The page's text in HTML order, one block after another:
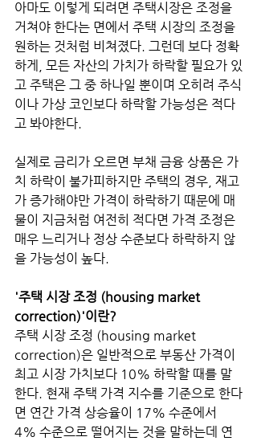
아마도 이렇게 되려면 주택시장은 조정을
거쳐야 한다는 면에서 주택 시장의 조정을
원하는 것처럼 비쳐졌다. 그런데 보다 정확
하게, 모든 자산의 가치가 하락할 필요가 있
고 주택은 그 중 하나일 뿐이며 오히려 주식
이나 가상 코인보다 하락할 가능성은 적다
고 봐야한다.
실제로 금리가 오르면 부채 금융 상품은 가
치 하락이 불가피하지만 주택의 경우, 재고
가 증가해야만 가격이 하락하기 때문에 매
물이 지금처럼 여전히 적다면 가격 조정은
매우 느리거나 정상 수준보다 하락하지 않
을 가능성이 높다.
'주택 시장 조정 (housing market
correction)'이란?
주택 시장 조정 (housing market
correction)은 일반적으로 부동산 가격이
최고 시장 가치보다 10% 하락할 때를 말
한다. 현재 주택 가격 지수를 기준으로 한다
면 연간 가격 상승율이 17% 수준에서
4% 수준으로 떨어지는 것을 말하는데 연